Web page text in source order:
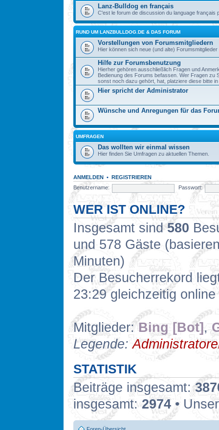
Lanz-Bulldog en français
C'est le forum de discussion du language français
RUND UM LANZBULLDOG.DE & DAS FORUM
Vorstellungen von Forumsmitgliedern
Hier können sich neue (und alte)
Hilfe zur Forumsbenutzung
Hierher gehören ausschließlich Fragen und
Bedienung des Forums befassen. Wer Fragen zu
sonst noch dazu gehört, hat, platziere diese bitte
Hier spricht der Administrator
Wünsche und Anregungen für das
UMFRAGEN
Das wollten wir einmal wissen
Hier finden Sie Umfragen zu aktuellen Themen.
ANMELDEN • REGISTRIEREN
Benutzername:
Passwort:
WER IST ONLINE?
Insgesamt sind580
und 578 Gäste
Minuten)
Der Besucherrekord
23:29 gleichzeitig
Mitglieder:Bing [Bot],
Legende:
STATISTIK
Beiträge insgesamt:
insgesamt:2974 •